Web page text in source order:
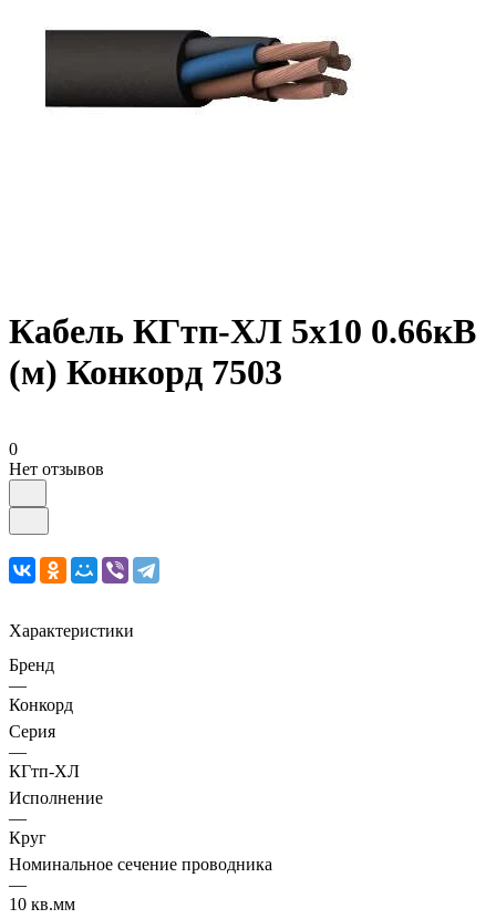
Кабель КГтп-ХЛ 5х10 0.66кВ
(м) Конкорд 7503
0
Нет отзывов
Характеристики
Бренд
—
Конкорд
Серия
—
КГтп-ХЛ
Исполнение
—
Круг
Номинальное сечение проводника
—
10 кв.мм